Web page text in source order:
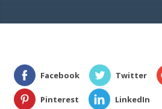
Facebook Twitter
Pinterest LinkedIn